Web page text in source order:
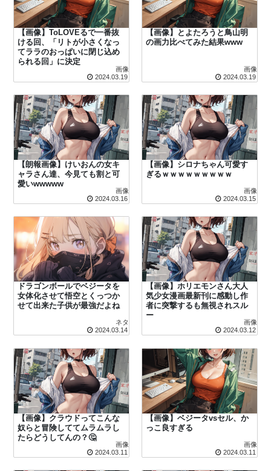
【画像】ToLOVEるで一番抜
ける回、「リトが小さくなっ
てララのおっぱいに閉じ込め
られる回」に決定
画像
2024.03.19
【画像】とよたろうと鳥山明
の画力比べてみた結果www
画像
2024.03.19
【朗報画像】けいおんの女キ
ャラさん達、今見ても割と可
愛いwwwww
画像
2024.03.16
【画像】シロナちゃん可愛す
ぎるｗｗｗｗｗｗｗｗｗ
画像
2024.03.15
ドラゴンボールでベジータを
女体化させて悟空とくっつか
せて出来た子供が最強だよね
ネタ
2024.03.14
【画像】ホリエモンさん大人
気少女漫画最新刊に感動し作
者に突撃するも無視されスル
ー
画像
2024.03.12
【画像】クラウドってこんな
奴らと冒険しててムラムラし
たらどうしてんの？🤔
画像
2024.03.11
【画像】ベジータvsセル、か
っこ良すぎる
画像
2024.03.11